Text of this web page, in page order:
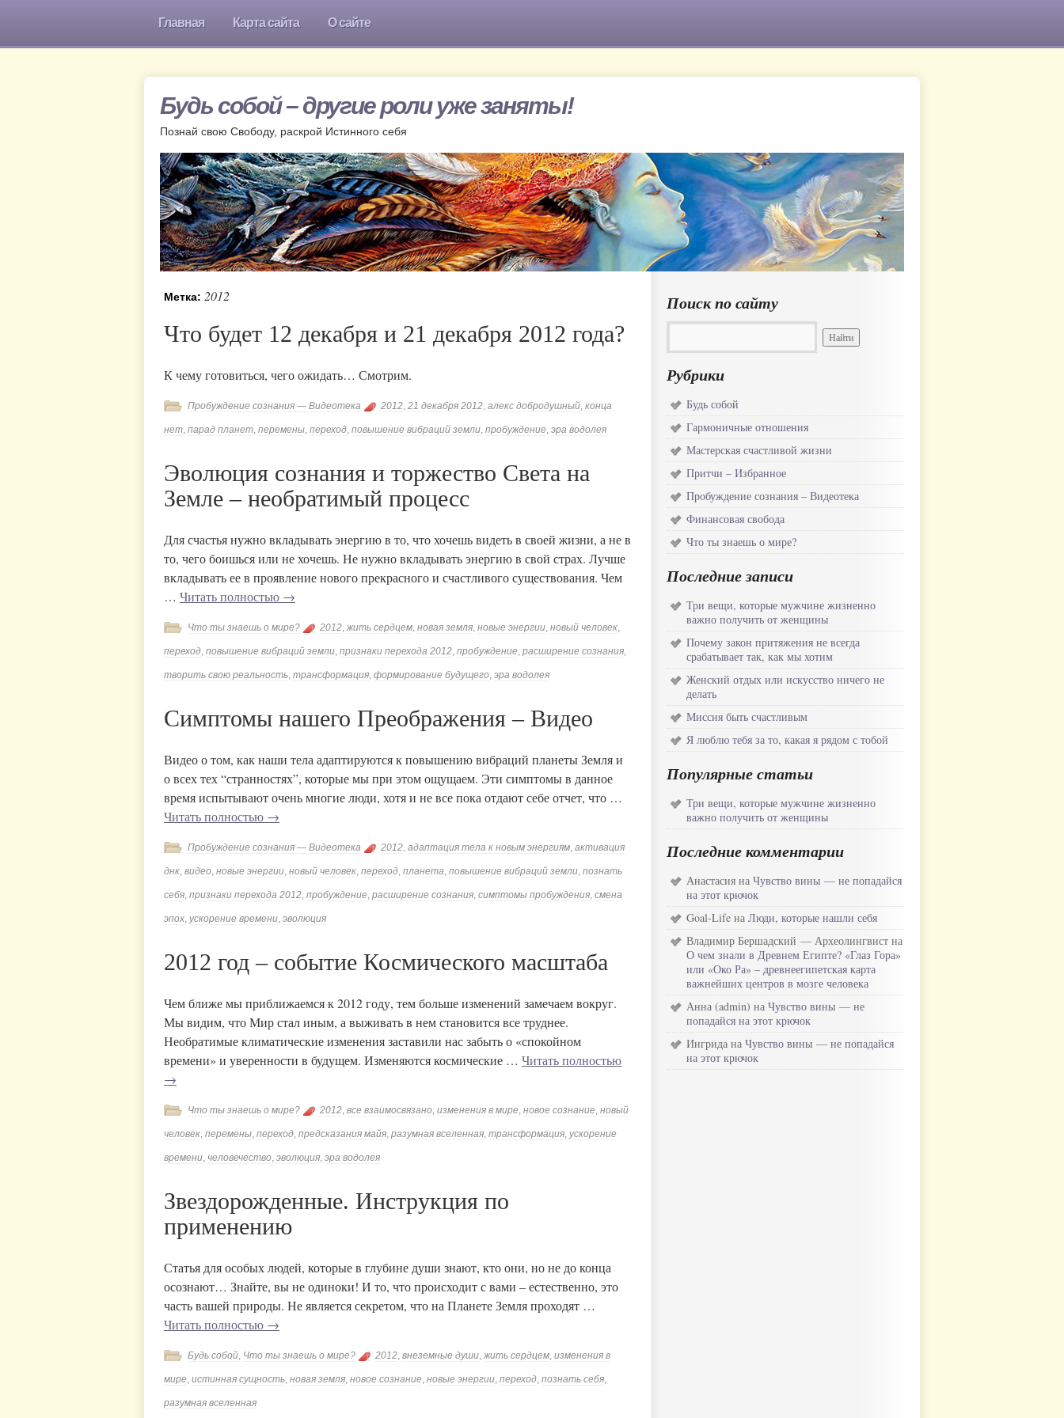
Главная Карта сайта О сайте
Будь собой – другие роли уже заняты!
Познай свою Свободу, раскрой Истинного себя
Метка: 2012
Что будет 12 декабря и 21 декабря 2012 года?
К чему готовиться, чего ожидать… Смотрим.
Пробуждение сознания — Видеотека 2012, 21 декабря 2012, алекс добродушный, конца
нет, парад планет, перемены, переход, повышение вибраций земли, пробуждение, эра водолея
Эволюция сознания и торжество Света на
Земле – необратимый процесс
Для счастья нужно вкладывать энергию в то, что хочешь видеть в своей жизни, а не в
то, чего боишься или не хочешь. Не нужно вкладывать энергию в свой страх. Лучше
вкладывать ее в проявление нового прекрасного и счастливого существования. Чем
… Читать полностью →
Что ты знаешь о мире? 2012, жить сердцем, новая земля, новые энергии, новый человек,
переход, повышение вибраций земли, признаки перехода 2012, пробуждение, расширение сознания,
творить свою реальность, трансформация, формирование будущего, эра водолея
Симптомы нашего Преображения – Видео
Видео о том, как наши тела адаптируются к повышению вибраций планеты Земля и
о всех тех “странностях”, которые мы при этом ощущаем. Эти симптомы в данное
время испытывают очень многие люди, хотя и не все пока отдают себе отчет, что …
Читать полностью →
Пробуждение сознания — Видеотека 2012, адаптация тела к новым энергиям, активация
днк, видео, новые энергии, новый человек, переход, планета, повышение вибраций земли, познать
себя, признаки перехода 2012, пробуждение, расширение сознания, симптомы пробуждения, смена
эпох, ускорение времени, эволюция
2012 год – событие Космического масштаба
Чем ближе мы приближаемся к 2012 году, тем больше изменений замечаем вокруг.
Мы видим, что Мир стал иным, а выживать в нем становится все труднее.
Необратимые климатические изменения заставили нас забыть о «спокойном
времени» и уверенности в будущем. Изменяются космические … Читать полностью
→
Что ты знаешь о мире? 2012, все взаимосвязано, изменения в мире, новое сознание, новый
человек, перемены, переход, предсказания майя, разумная вселенная, трансформация, ускорение
времени, человечество, эволюция, эра водолея
Звездорожденные. Инструкция по
применению
Статья для особых людей, которые в глубине души знают, кто они, но не до конца
осознают… Знайте, вы не одиноки! И то, что происходит с вами – естественно, это
часть вашей природы. Не является секретом, что на Планете Земля проходят …
Читать полностью →
Будь собой, Что ты знаешь о мире? 2012, внеземные души, жить сердцем, изменения в
мире, истинная сущность, новая земля, новое сознание, новые энергии, переход, познать себя,
разумная вселенная
Поиск по сайту
Рубрики
Будь собой
Гармоничные отношения
Мастерская счастливой жизни
Притчи – Избранное
Пробуждение сознания – Видеотека
Финансовая свобода
Что ты знаешь о мире?
Последние записи
Три вещи, которые мужчине жизненно
важно получить от женщины
Почему закон притяжения не всегда
срабатывает так, как мы хотим
Женский отдых или искусство ничего не
делать
Миссия быть счастливым
Я люблю тебя за то, какая я рядом с тобой
Популярные статьи
Три вещи, которые мужчине жизненно
важно получить от женщины
Последние комментарии
Анастасия на Чувство вины — не попадайся
на этот крючок
Goal-Life на Люди, которые нашли себя
Владимир Бершадский — Археолингвист на
О чем знали в Древнем Египте? «Глаз Гора»
или «Око Ра» – древнеегипетская карта
важнейших центров в мозге человека
Анна (admin) на Чувство вины — не
попадайся на этот крючок
Ингрида на Чувство вины — не попадайся
на этот крючок